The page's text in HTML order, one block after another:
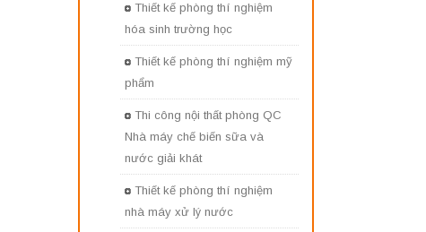
Thiết kế phòng thí nghiệm
hóa sinh trường học
Thiết kế phòng thí nghiệm mỹ
phẩm
Thi công nội thất phòng QC
Nhà máy chế biến sữa và
nước giải khát
Thiết kế phòng thí nghiệm
nhà máy xử lý nước